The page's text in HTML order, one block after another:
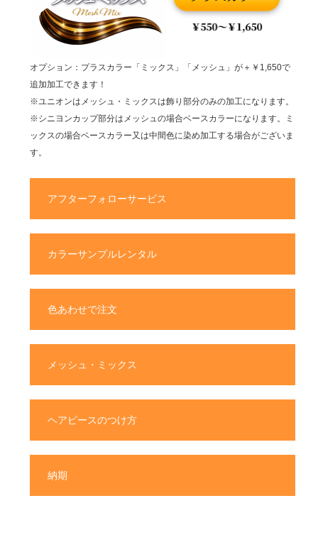
オプション：プラスカラー「ミックス」「メッシュ」が＋￥1,650で
追加加工できます！
※ユニオンはメッシュ・ミックスは飾り部分のみの加工になります。
※シニヨンカップ部分はメッシュの場合ベースカラーになります。ミ
ックスの場合ベースカラー又は中間色に染め加工する場合がございま
す。
アフターフォローサービス
カラーサンプルレンタル
色あわせで注文
メッシュ・ミックス
ヘアピースのつけ方
納期